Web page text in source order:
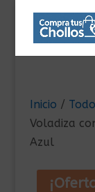
Inicio /
Voladiza
Azul